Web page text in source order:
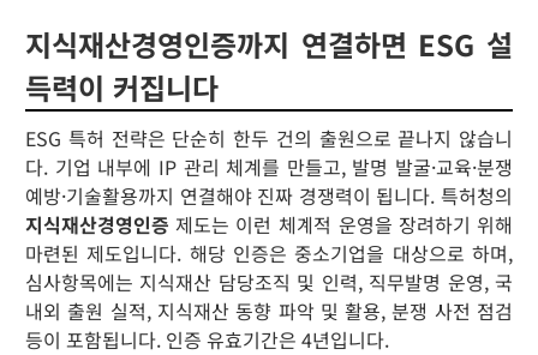
지식재산경영인증까지 연결하면 ESG 설
득력이 커집니다
ESG 특허 전략은 단순히 한두 건의 출원으로 끝나지 않습니
다. 기업 내부에 IP 관리 체계를 만들고, 발명 발굴·교육·분쟁
예방·기술활용까지 연결해야 진짜 경쟁력이 됩니다. 특허청의
지식재산경영인증 제도는 이런 체계적 운영을 장려하기 위해
마련된 제도입니다. 해당 인증은 중소기업을 대상으로 하며,
심사항목에는 지식재산 담당조직 및 인력, 직무발명 운영, 국
내외 출원 실적, 지식재산 동향 파악 및 활용, 분쟁 사전 점검
등이 포함됩니다. 인증 유효기간은 4년입니다.